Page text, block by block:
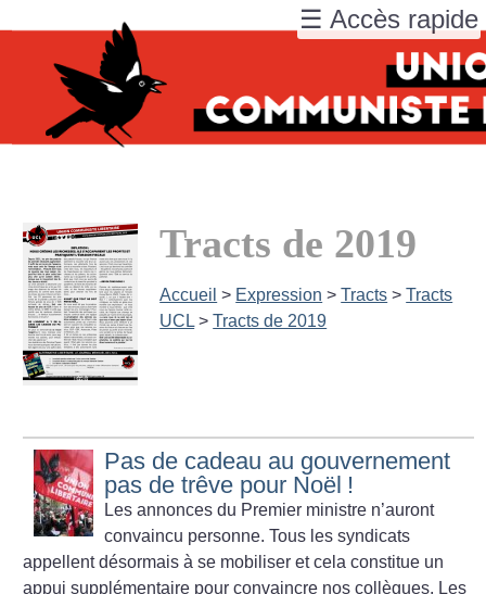
Tracts de 2019
Accueil > Expression >Tracts >Tracts
UCL >Tracts de 2019
Pas de cadeau au gouvernement
pas de trêve pour Noël !
Les annonces du Premier ministre n’auront
convaincu personne. Tous les syndicats
appellent désormais à se mobiliser et cela constitue un
appui supplémentaire pour convaincre nos collègues. Les
☰ Accès rapide